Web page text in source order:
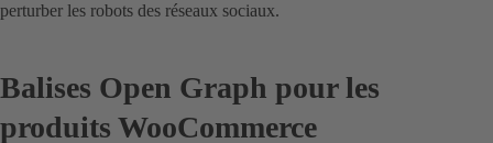
perturber les robots des réseaux sociaux.
Balises Open Graph pour les
produits WooCommerce